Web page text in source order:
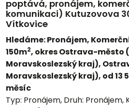
poptává, pronájem,
komunikaci) Kutuzovova
Vítkovice
Hledáme: Pronájem,
150m2, okres Ostrava-město
Moravskoslezský kraj),
Moravskoslezský kraj), od 13
měsíc
Typ: Pronájem, Druh: Pronájem,